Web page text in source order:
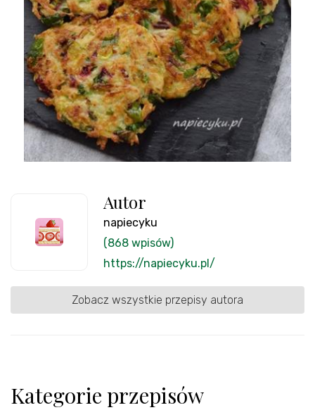
Autor
napiecyku
(868 wpisów)
https://napiecyku.pl/
Zobacz wszystkie przepisy autora
Kategorie przepisów